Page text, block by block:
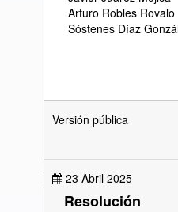
Arturo Robles Rovalo
Sóstenes Díaz
Versión pública
23 Abril 2025
Resolución